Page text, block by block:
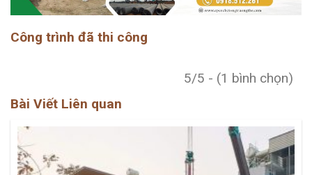
Công trình đã thi công
5/5 - (1 bình chọn)
Bài Viết Liên quan